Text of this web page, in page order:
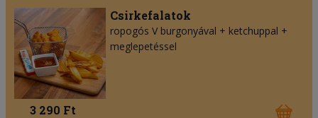
Csirkefalatok
ropogós V burgonyával + ketchuppal +
meglepetéssel
3 290 Ft